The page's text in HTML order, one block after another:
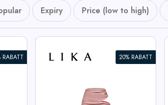
Expiry Price (low to high)
RABATT 20% RABATT
Drapierung